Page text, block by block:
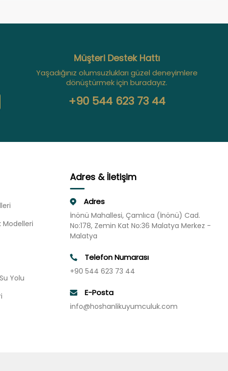
Müşteri Destek Hattı
Yaşadığınız olumsuzlukları güzel deneyimlere
dönüştürmek için buradayız.
+90 544 623 73 44
Modelleri
Yolu
Adres & İletişim
Adres
İnönü Mahallesi, Çamlıca (İnönü) Cad.
No:178, Zemin Kat No:36 Malatya Merkez -
Malatya
Telefon Numarası
+90 544 623 73 44
E-Posta
info@hoshanlikuyumculuk.com